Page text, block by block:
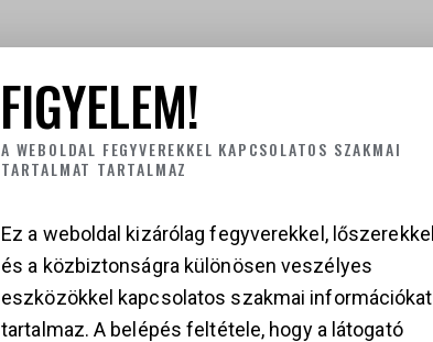
FIGYELEM!
A WEBOLDAL FEGYVEREKKEL KAPCSOLATOS SZAKMAI
TARTALMAT TARTALMAZ
Ez a weboldal kizárólag fegyverekkel, lőszerekkel
és a közbiztonságra különösen veszélyes
eszközökkel kapcsolatos szakmai információkat
tartalmaz. A belépés feltétele, hogy a látogató